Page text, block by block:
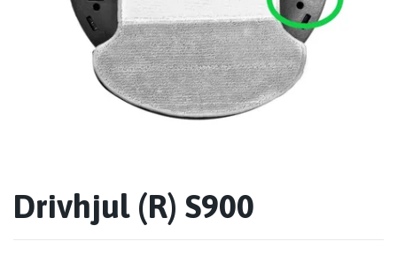
Drivhjul (R) S900